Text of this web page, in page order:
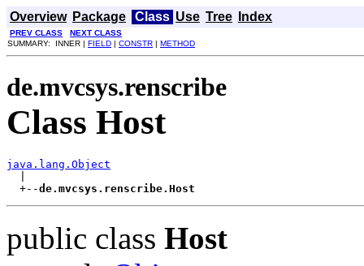
Overview Package Class Use Tree Index
PREV CLASS
NEXT CLASS
SUMMARY: INNER | FIELD | CONSTR | METHOD
de.mvcsys.renscribe
Class Host
java.lang.Object
  +--
de.mvcsys.renscribe.Host
public class Host